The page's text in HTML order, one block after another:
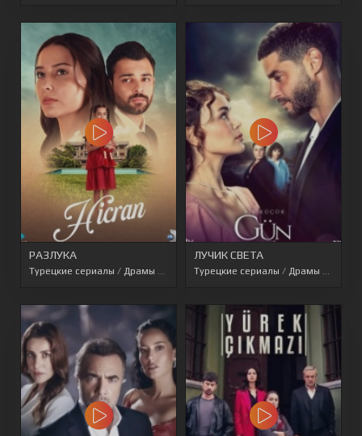
РАЗЛУКА
Турецкие сериалы / Драмы Мелодрамы/Турецкие сериалы 2022
ЛУЧИК СВЕТА
Турецкие сериалы / Драмы